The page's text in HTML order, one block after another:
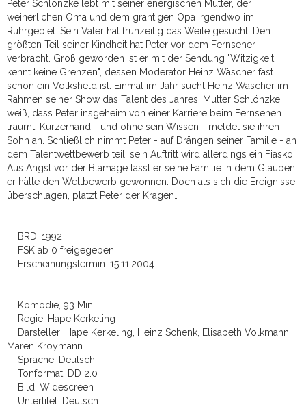
Peter Schlönzke lebt mit seiner energischen Mutter, der
weinerlichen Oma und dem grantigen Opa irgendwo im
Ruhrgebiet. Sein Vater hat frühzeitig das Weite gesucht. Den
größten Teil seiner Kindheit hat Peter vor dem Fernseher
verbracht. Groß geworden ist er mit der Sendung "Witzigkeit
kennt keine Grenzen", dessen Moderator Heinz Wäscher fast
schon ein Volksheld ist. Einmal im Jahr sucht Heinz Wäscher im
Rahmen seiner Show das Talent des Jahres. Mutter Schlönzke
weiß, dass Peter insgeheim von einer Karriere beim Fernsehen
träumt. Kurzerhand - und ohne sein Wissen - meldet sie ihren
Sohn an. Schließlich nimmt Peter - auf Drängen seiner Familie - an
dem Talentwettbewerb teil, sein Auftritt wird allerdings ein Fiasko.
Aus Angst vor der Blamage lässt er seine Familie in dem Glauben,
er hätte den Wettbewerb gewonnen. Doch als sich die Ereignisse
überschlagen, platzt Peter der Kragen…
BRD, 1992
FSK ab 0 freigegeben
Erscheinungstermin: 15.11.2004
Komödie, 93 Min.
Regie: Hape Kerkeling
Darsteller: Hape Kerkeling, Heinz Schenk, Elisabeth Volkmann,
Maren Kroymann
Sprache: Deutsch
Tonformat: DD 2.0
Bild: Widescreen
Untertitel: Deutsch